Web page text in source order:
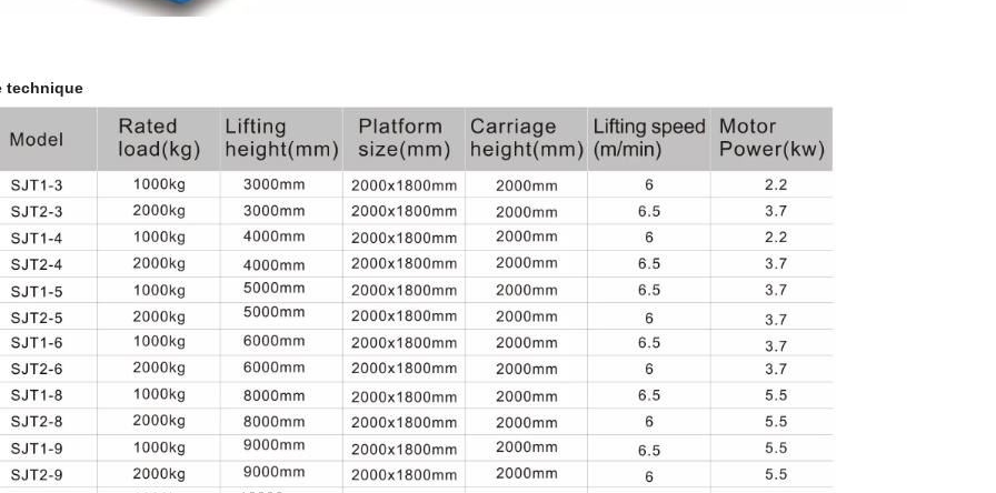
technique